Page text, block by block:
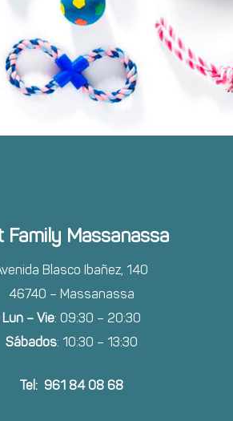
Family Massanassa
Blasco Ibañez, 140
46740 – Massanassa
Lun – Vie: 09:30 – 20:30
Sábados: 10:30 – 13:30
Tel: 961 84 08 68